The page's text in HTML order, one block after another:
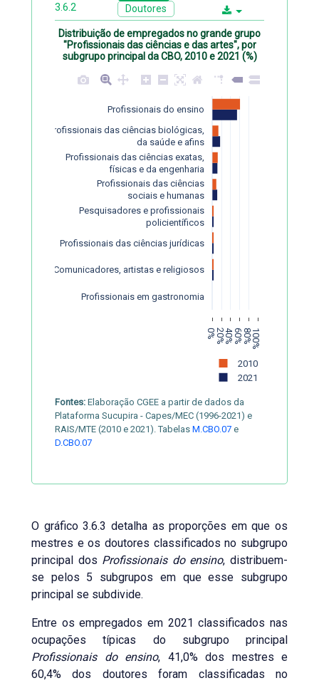
3.6.2
Doutores
Distribuição de empregados no grande grupo
"Profissionais das ciências e das artes", por
subgrupo principal da CBO, 2010 e 2021 (%)
0% 20%40%60%80%100%
Profissionais em gastronomia
Comunicadores, artistas e religiosos
Profissionais das ciências jurídicas
Pesquisadores e profissionais
policientíficos
Profissionais das ciências
sociais e humanas
Profissionais das ciências exatas,
físicas e da engenharia
Profissionais das ciências biológicas,
da saúde e afins
Profissionais do ensino
2010
2021
Fontes: Elaboração CGEE a partir de dados da
Plataforma Sucupira - Capes/MEC (1996-2021) e
RAIS/MTE (2010 e 2021). Tabelas M.CBO.07 e
D.CBO.07
O gráfico 3.6.3 detalha as proporções em que os
mestres e os doutores classificados no subgrupo
principal dos Profissionais do ensino, distribuem-
se pelos 5 subgrupos em que esse subgrupo
principal se subdivide.
Entre os empregados em 2021 classificados nas
ocupações típicas do subgrupo principal
Profissionais do ensino, 41,0% dos mestres e
60,4% dos doutores foram classificadas no